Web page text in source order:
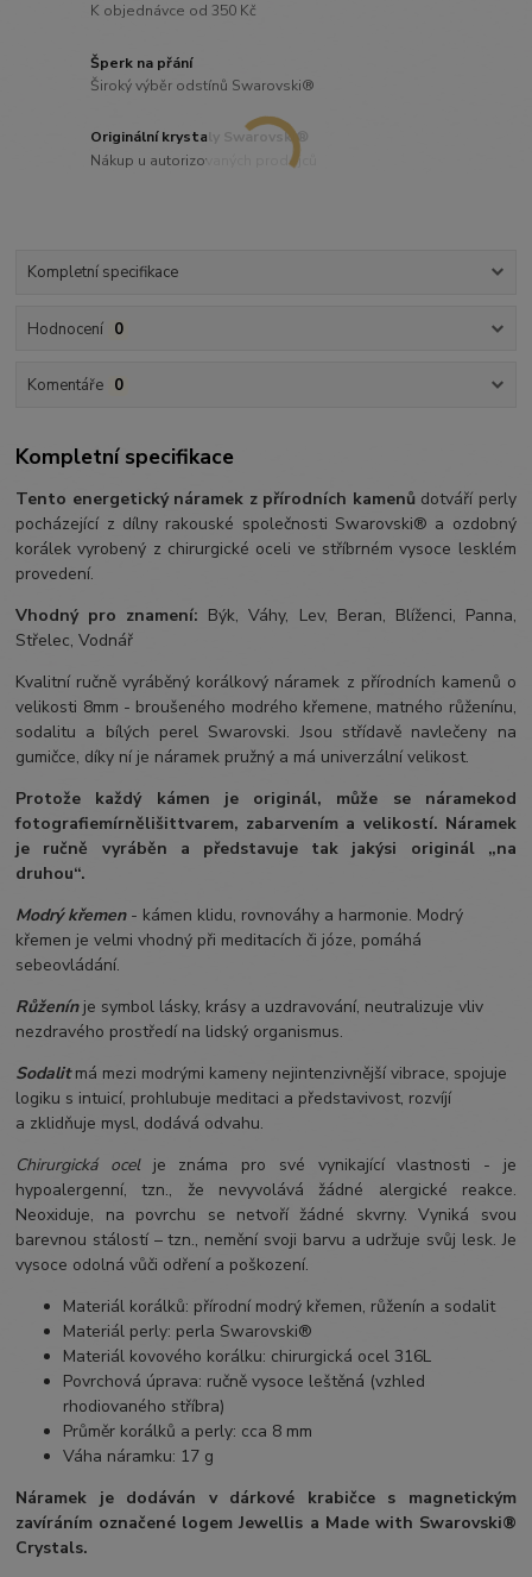
K objednávce od 350 Kč
Šperk na přání
Široký výběr odstínů Swarovski®
Originální krystaly Swarovski®
Nákup u autorizovaných prodejců
Kompletní specifikace
Hodnocení 0
Komentáře 0
Kompletní specifikace
Tento energetický náramek z přírodních kamenů dotváří perly
pocházející z dílny rakouské společnosti Swarovski® a ozdobný
korálek vyrobený z chirurgické oceli ve stříbrném vysoce lesklém
provedení.
Vhodný pro znamení: Býk, Váhy, Lev, Beran, Blíženci, Panna,
Střelec, Vodnář
Kvalitní ručně vyráběný korálkový náramek z přírodních kamenů o
velikosti 8mm - broušeného modrého křemene, matného růženínu,
sodalitu a bílých perel Swarovski. Jsou střídavě navlečeny na
gumičce, díky ní je náramek pružný a má univerzální velikost.
Protože každý kámen je originál, může se náramekod
fotografiemírnělišittvarem, zabarvením a velikostí. Náramek
je ručně vyráběn a představuje tak jakýsi originál „na
druhou“.
Modrý křemen- kámen klidu, rovnováhy a harmonie. Modrý
křemen je velmi vhodný při meditacích či józe, pomáhá
sebeovládání.
Růženínje symbol lásky, krásy a uzdravování, neutralizuje vliv
nezdravého prostředí na lidský organismus.
Sodalitmá mezi modrými kameny nejintenzivnější vibrace, spojuje
logiku s intuicí, prohlubuje meditaci a představivost, rozvíjí
a zklidňuje mysl, dodává odvahu.
Chirurgická ocelje známa pro své vynikající vlastnosti - je
hypoalergenní, tzn., že nevyvolává žádné alergické reakce.
Neoxiduje, na povrchu se netvoří žádné skvrny. Vyniká svou
barevnou stálostí – tzn., nemění svoji barvu a udržuje svůj lesk. Je
vysoce odolná vůči odření a poškození.
Materiál korálků: přírodní modrý křemen, růženín a sodalit
Materiál perly: perla Swarovski®
Materiál kovového korálku: chirurgická ocel 316L
Povrchová úprava: ručně vysoce leštěná (vzhled
rhodiovaného stříbra)
Průměr korálků a perly: cca 8 mm
Váha náramku: 17 g
Náramek je dodáván v dárkové krabičce s magnetickým
zavíráním označené logem Jewellis a Made with Swarovski®
Crystals.